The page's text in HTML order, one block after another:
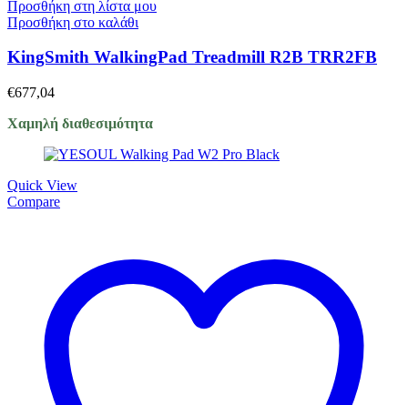
Προσθήκη στη λίστα μου
Προσθήκη στο καλάθι
KingSmith WalkingPad Treadmill R2B TRR2FB
€677,04
Χαμηλή διαθεσιμότητα
Quick View
Compare